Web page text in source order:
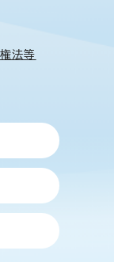
法等